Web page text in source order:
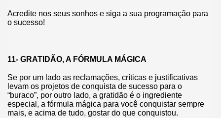
Acredite nos seus sonhos e siga a sua programação para
o sucesso!
11- GRATIDÃO, A FÓRMULA MÁGICA
Se por um lado as reclamações, críticas e justificativas
levam os projetos de conquista de sucesso para o
“buraco”, por outro lado, a gratidão é o ingrediente
especial, a fórmula mágica para você conquistar sempre
mais, e acima de tudo, gostar do que conquistou.